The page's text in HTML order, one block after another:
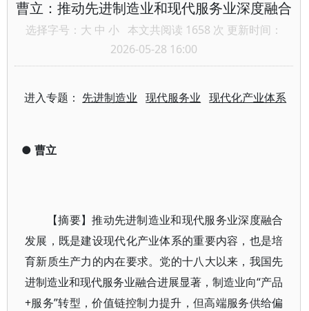
曹立：推动先进制造业和现代服务业深度融合
选择字号： 大 中 小 本文共阅读 1658 次 更新时间：
2026-05-28 16:00
进入专题： 先进制造业 现代服务业 现代化产业体系
● 曹立
【摘要】推动先进制造业和现代服务业深度融合
发展，既是建设现代化产业体系的重要内容，也是培
育新质生产力的内在要求。党的十八大以来，我国先
进制造业和现代服务业融合进展显著，制造业向“产品
+服务”转型，价值链控制力提升，但高端服务供给偏